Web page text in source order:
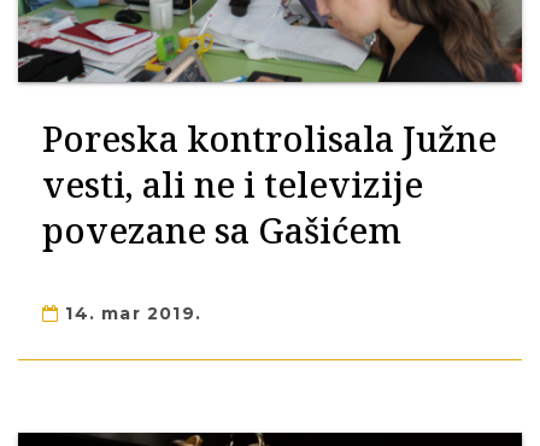
Poreska kontrolisala Južne
vesti, ali ne i televizije
povezane sa Gašićem
14. mar 2019.